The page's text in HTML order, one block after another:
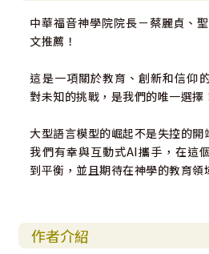
中華福音神學院院長－蔡麗貞、
文推薦！
這是一項關於教育、創新和信仰
對未知的挑戰，是我們的唯一選擇
大型語言模型的崛起不是失控的開
我們有幸與互動式AI攜手，在這
到平衡，並且期待在神學的教育領
作者介紹